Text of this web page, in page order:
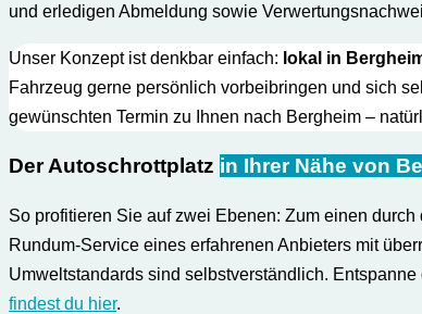
und erledigen Abmeldung sowie
Unser Konzept ist denkbar einfach: lokal in
Fahrzeug gerne persönlich vorbeibringen und sich
gewünschten Termin zu Ihnen nach Bergheim –
Der Autoschrottplatz in Ihrer Nähe von
So profitieren Sie auf zwei Ebenen: Zum einen
Rundum-Service eines erfahrenen Anbieters mit
Umweltstandards sind selbstverständlich.
findest du hier.